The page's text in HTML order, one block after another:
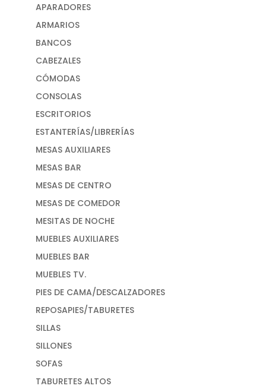
APARADORES
ARMARIOS
BANCOS
CABEZALES
CÓMODAS
CONSOLAS
ESCRITORIOS
ESTANTERÍAS/LIBRERÍAS
MESAS AUXILIARES
MESAS BAR
MESAS DE CENTRO
MESAS DE COMEDOR
MESITAS DE NOCHE
MUEBLES AUXILIARES
MUEBLES BAR
MUEBLES TV.
PIES DE CAMA/DESCALZADORES
REPOSAPIES/TABURETES
SILLAS
SILLONES
SOFAS
TABURETES ALTOS